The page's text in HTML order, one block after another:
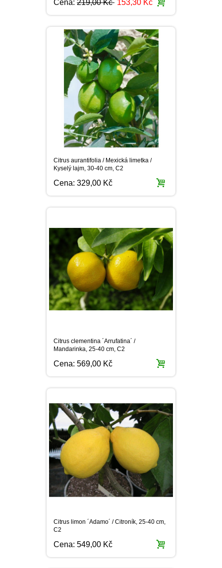
Citrus aurantifolia / Mexická limetka /
Kyselý lajm, 30-40 cm, C2
Cena: 329,00 Kč
Citrus clementina ´Arrufatina´ /
Mandarinka, 25-40 cm, C2
Citrus limon ´Adamo´ / Citroník, 25-40 cm,
Cena: 549,00 Kč